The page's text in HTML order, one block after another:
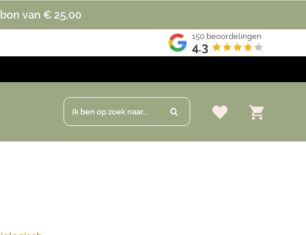
van € 25,00
150beoordelingen
4.3
Ik ben op zoek naar...